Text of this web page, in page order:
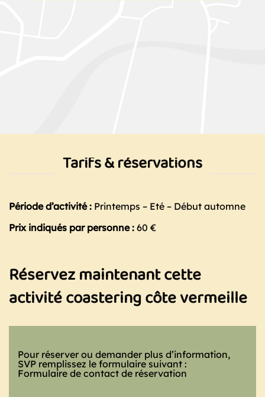
Tarifs & réservations
Période d’activité : Printemps – Eté – Début automne
Prix indiqués par personne : 60 €
Réservez maintenant cette
activité coastering côte vermeille
Pour réserver ou demander plus d’information,
SVP remplissez le formulaire suivant :
Formulaire de contact de réservation